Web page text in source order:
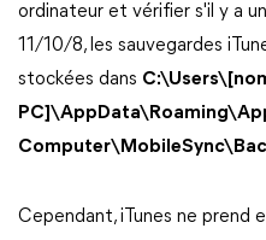
ordinateur et vérifier s'il y a
11/10/8, les sauvegardes
stockées dans
Cependant, iTunes ne prend